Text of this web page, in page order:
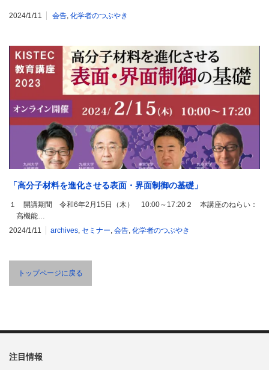
2024/1/11 会告 化学者のつぶやき
「高分子材料を進化させる表面・界面制御の基礎」
１ 開講期間 令和6年2月15日（木） 10:00～17:20２ 本講座のねらい：
高機能…
2024/1/11
archives セミナー 会告 化学者のつぶやき
トップページに戻る
注目情報